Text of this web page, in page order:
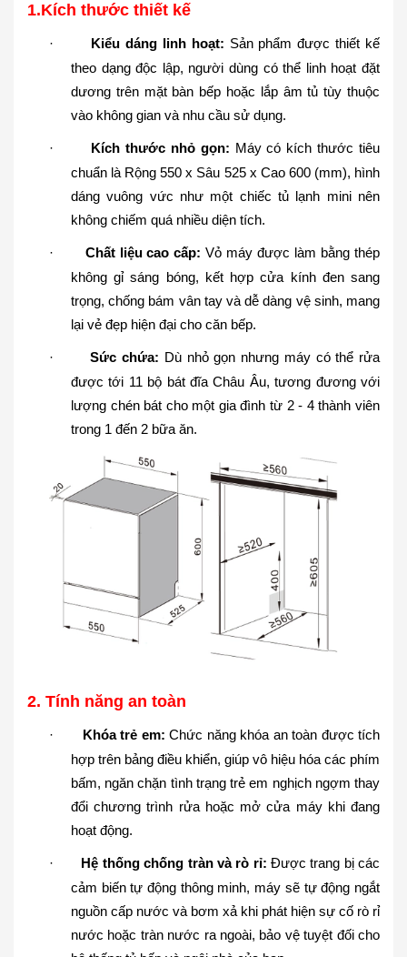
1.Kích thước thiết kế
· Kiểu dáng linh hoạt: Sản phẩm được thiết kế
theo dạng độc lập, người dùng có thể linh hoạt đặt
dương trên mặt bàn bếp hoặc lắp âm tủ tùy thuộc
vào không gian và nhu cầu sử dụng.
· Kích thước nhỏ gọn: Máy có kích thước tiêu
chuẩn là Rộng 550 x Sâu 525 x Cao 600 (mm), hình
dáng vuông vức như một chiếc tủ lạnh mini nên
không chiếm quá nhiều diện tích.
· Chất liệu cao cấp: Vỏ máy được làm bằng thép
không gỉ sáng bóng, kết hợp cửa kính đen sang
trọng, chống bám vân tay và dễ dàng vệ sinh, mang
lại vẻ đẹp hiện đại cho căn bếp.
· Sức chứa: Dù nhỏ gọn nhưng máy có thể rửa
được tới 11 bộ bát đĩa Châu Âu, tương đương với
lượng chén bát cho một gia đình từ 2 - 4 thành viên
trong 1 đến 2 bữa ăn.
2. Tính năng an toàn
· Khóa trẻ em: Chức năng khóa an toàn được tích
hợp trên bảng điều khiển, giúp vô hiệu hóa các phím
bấm, ngăn chặn tình trạng trẻ em nghịch ngợm thay
đổi chương trình rửa hoặc mở cửa máy khi đang
hoạt động.
· Hệ thống chống tràn và rò rỉ: Được trang bị các
cảm biến tự động thông minh, máy sẽ tự động ngắt
nguồn cấp nước và bơm xả khi phát hiện sự cố rò rỉ
nước hoặc tràn nước ra ngoài, bảo vệ tuyệt đối cho